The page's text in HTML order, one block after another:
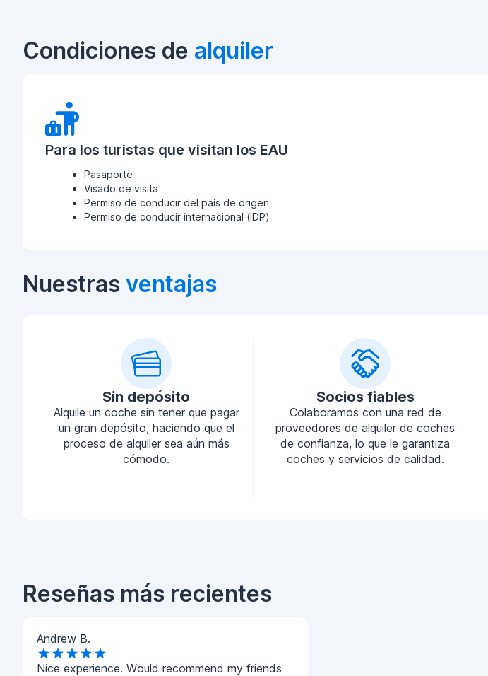
Condiciones de alquiler
Para los turistas que visitan los EAU
Pasaporte
Visado de visita
Permiso de conducir del país de origen
Permiso de conducir internacional (IDP)
Nuestras ventajas
Sin depósito
Alquile un coche sin tener que pagar
un gran depósito, haciendo que el
proceso de alquiler sea aún más
cómodo.
Socios fiables
Colaboramos con una red de
proveedores de alquiler de coches
de confianza, lo que le garantiza
coches y servicios de calidad.
Reseñas más recientes
Andrew B.
Nice experience. Would recommend my friends